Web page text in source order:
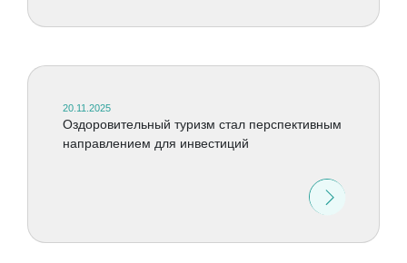
20.11.2025
Оздоровительный туризм стал перспективным
направлением для инвестиций